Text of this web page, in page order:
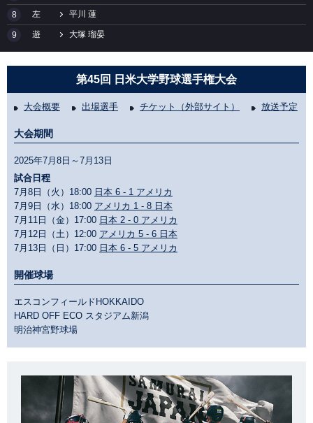
8 左 平川 蓮
9 遊 大塚 瑠晏
第45回 日米大学野球選手権大会
大会概要 出場選手 チケット（外部サイト） 放送予定
大会期間
2025年7月8日～7月13日
試合日程
7月8日（火）18:00 日本 6 - 1 アメリカ
7月9日（水）18:00 アメリカ 1 - 8 日本
7月11日（金）17:00 日本 2 - 0 アメリカ
7月12日（土）12:00 アメリカ 5 - 6 日本
7月13日（日）17:00 日本 6 - 5 アメリカ
開催球場
エスコンフィールドHOKKAIDO
HARD OFF ECO スタジアム新潟
明治神宮野球場